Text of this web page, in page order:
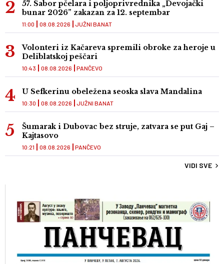
57. Sabor pčelara i poljoprivrednika „Devojački
bunar 2026” zakazan za 12. septembar
JUŽNI BANAT
11:00 08.08.2026
Volonteri iz Kačareva spremili obroke za heroje u
Deliblatskoj peščari
PANČEVO
10:43 08.08.2026
U Sefkerinu obeležena seoska slava Mandalina
JUŽNI BANAT
10:30 08.08.2026
Šumarak i Dubovac bez struje, zatvara se put Gaj –
Kajtasovo
PANČEVO
10:21 08.08.2026
VIDI SVE